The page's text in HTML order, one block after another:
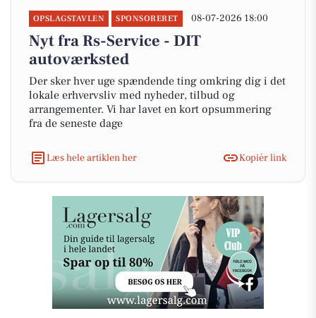
OPSLAGSTAVLEN SPONSORERET 08-07-2026 18:00
Nyt fra Rs-Service - DIT
autoværksted
Der sker hver uge spændende ting omkring dig i det
lokale erhvervsliv med nyheder, tilbud og
arrangementer. Vi har lavet en kort opsummering
fra de seneste dage
Læs hele artiklen her Kopiér link